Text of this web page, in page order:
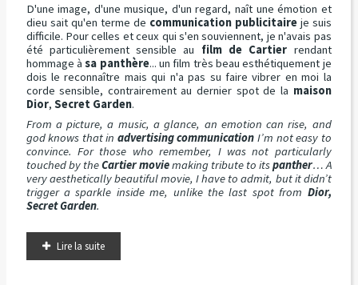
D'une image, d'une musique, d'un regard, naît une émotion et
dieu sait qu'en terme de communication publicitaireje suis
difficile. Pour celles et ceux qui s'en souviennent, je n'avais pas
été particulièrement sensible au film de Cartier rendant
hommage àsa panthère... un film très beau esthétiquement je
dois le reconnaître mais qui n'a pas su faire vibrer en moi la
corde sensible, contrairement au dernier spot de la maison
Dior, Secret Garden.
From a picture, a music, a glance, an emotion can rise, and
god knows that in advertising communication I’m not easy to
convince. For those who remember, I was not particularly
touched by theCartier moviemaking tribute to itspanther… A
very aesthetically beautiful movie, I have to admit, but it didn’t
trigger a sparkle inside me, unlike the last spot from Dior,
Secret Garden.
Lire la suite